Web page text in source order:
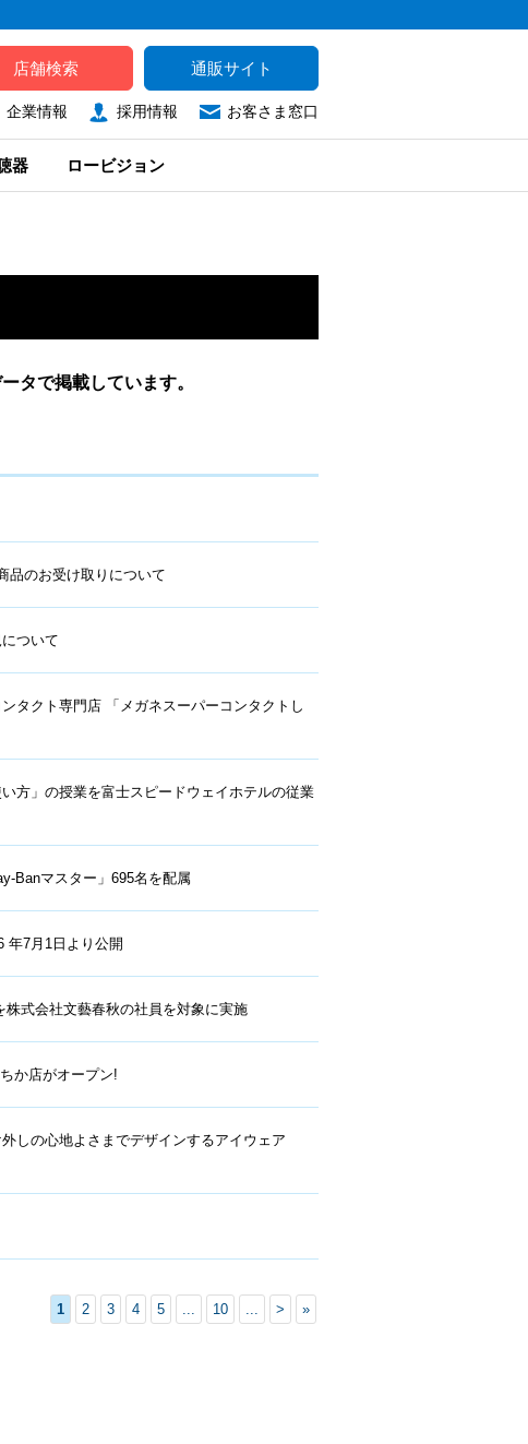
店舗検索 通販サイト
企業情報 採用情報 お客さま窓口
器 ロービジョン
タで掲載しています。
品のお受け取りについて
ついて
タクト専⾨店 「メガネスーパーコンタクトし
方」の授業を富士スピードウェイホテルの従業
Banマスター」695名を配属
年7月1日より公開
株式会社文藝春秋の社員を対象に実施
か店がオープン!
しの心地よさまでデザインするアイウェア
1 2 3 4 5 ... 10 ... > »